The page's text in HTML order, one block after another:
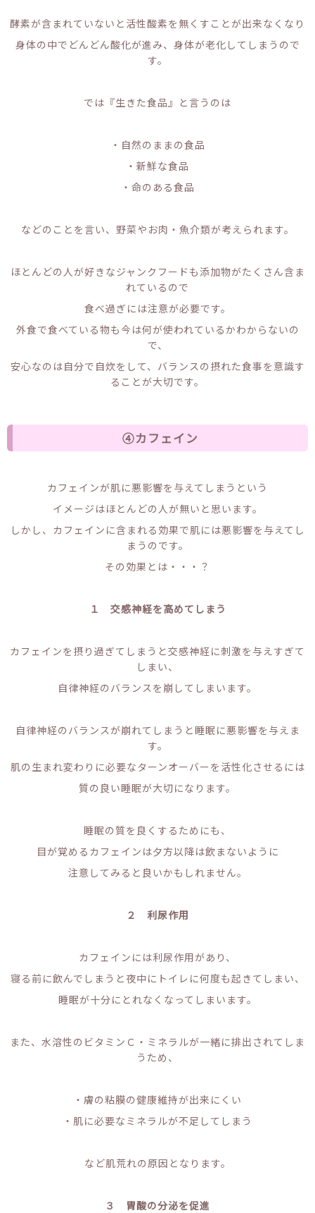
酵素が含まれていないと活性酸素を無くすことが出来なくなり
身体の中でどんどん酸化が進み、身体が老化してしまうので
す。
では『生きた食品』と言うのは
・自然のままの食品
・新鮮な食品
・命のある食品
などのことを言い、野菜やお肉・魚介類が考えられます。
ほとんどの人が好きなジャンクフードも添加物がたくさん含ま
れているので
食べ過ぎには注意が必要です。
外食で食べている物も今は何が使われているかわからないの
で、
安心なのは自分で自炊をして、バランスの摂れた食事を意識す
ることが大切です。
④カフェイン
カフェインが肌に悪影響を与えてしまうという
イメージはほとんどの人が無いと思います。
しかし、カフェインに含まれる効果で肌には悪影響を与えてし
まうのです。
その効果とは・・・？
１ 交感神経を高めてしまう
カフェインを摂り過ぎてしまうと交感神経に刺激を与えすぎて
しまい、
自律神経のバランスを崩してしまいます。
自律神経のバランスが崩れてしまうと睡眠に悪影響を与えま
す。
肌の生まれ変わりに必要なターンオーバーを活性化させるには
質の良い睡眠が大切になります。
睡眠の質を良くするためにも、
目が覚めるカフェインは夕方以降は飲まないように
注意してみると良いかもしれません。
２ 利尿作用
カフェインには利尿作用があり、
寝る前に飲んでしまうと夜中にトイレに何度も起きてしまい、
睡眠が十分にとれなくなってしまいます。
また、水溶性のビタミンＣ・ミネラルが一緒に排出されてしま
うため、
・膚の粘膜の健康維持が出来にくい
・肌に必要なミネラルが不足してしまう
など肌荒れの原因となります。
３ 胃酸の分泌を促進